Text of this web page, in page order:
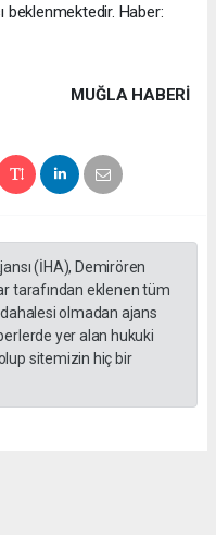
beklenmektedir. Haber:
MUĞLA HABERİ
(İHA), Demirören
tarafından eklenen tüm
olmadan ajans
yer alan hukuki
sitemizin hiç bir